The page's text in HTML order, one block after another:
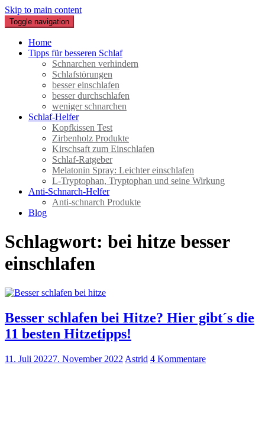
Skip to main content
Schnarchen verhindern – besser schlafen
Toggle navigation
Home
Tipps für besseren Schlaf
Schnarchen verhindern
Schlafstörungen
besser einschlafen
besser durchschlafen
weniger schnarchen
Schlaf-Helfer
Kopfkissen Test
Zirbenholz Produkte
Kirschsaft zum Einschlafen
Schlaf-Ratgeber
Melatonin Spray: Leichter einschlafen
L-Tryptophan, Tryptophan und seine Wirkung
Anti-Schnarch-Helfer
Anti-schnarch Produkte
Blog
Schlagwort: bei hitze besser
einschlafen
Besser schlafen bei Hitze? Hier gibt´s die
11 besten Hitzetipps!
11. Juli 20227. November 2022 Astrid 4 Kommentare